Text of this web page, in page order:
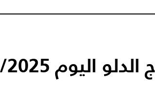
اليوم 27/09/2025